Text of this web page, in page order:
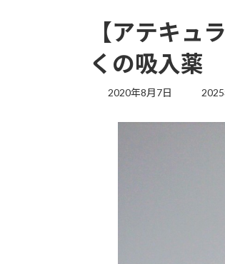
【アテキュ
くの吸入薬
2020年8月7日
最
更